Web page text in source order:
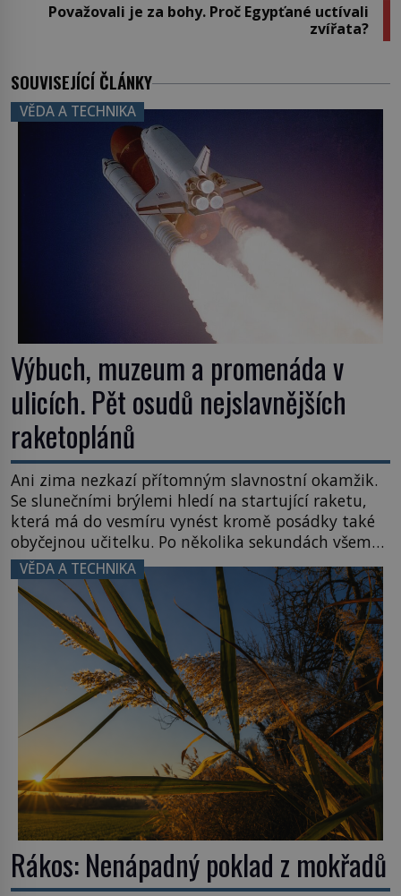
Považovali je za bohy. Proč Egypťané uctívali
zvířata?
SOUVISEJÍCÍ ČLÁNKY
VĚDA A TECHNIKA
Výbuch, muzeum a promenáda v
ulicích. Pět osudů nejslavnějších
raketoplánů
Ani zima nezkazí přítomným slavnostní okamžik.
Se slunečními brýlemi hledí na startující raketu,
která má do vesmíru vynést kromě posádky také
obyčejnou učitelku. Po několika sekundách všem
ztuhnou úsměvy, stroj totiž exploduje. Jejich
konstrukce není z levného kraje, daňové
poplatníky stojí miliardy dolarů. Na druhou stranu
zvládnou jen představitelné věci. Na malé kousky
Název: Columbia První […]
VĚDA A TECHNIKA
Rákos: Nenápadný poklad z mokřadů